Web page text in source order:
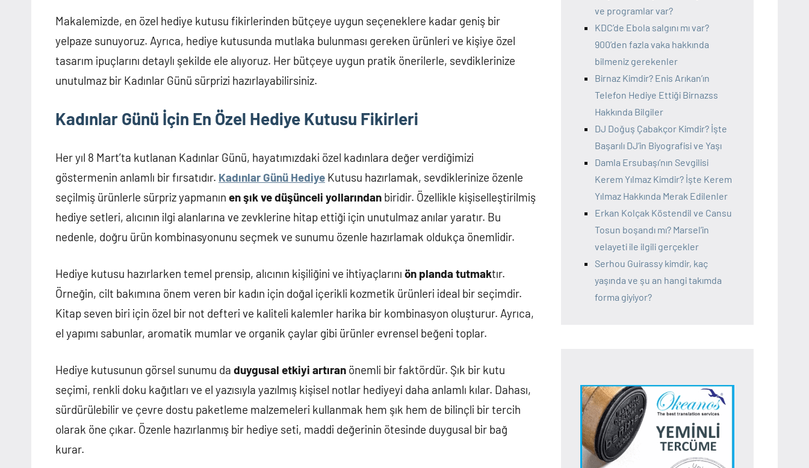
bilgiyi
sitemizde
Makalemizde, en özel hediye kutusu fikirlerinden bütçeye uygun seçeneklere kadar geniş bir
yelpaze sunuyoruz. Ayrıca, hediye kutusunda mutlaka bulunması gereken ürünleri ve kişiye özel
tasarım ipuçlarını detaylı şekilde ele alıyoruz. Her bütçeye uygun pratik önerilerle, sevdiklerinize
unutulmaz bir Kadınlar Günü sürprizi hazırlayabilirsiniz.
Kadınlar Günü İçin En Özel Hediye Kutusu Fikirleri
Her yıl 8 Mart’ta kutlanan Kadınlar Günü, hayatımızdaki özel kadınlara değer verdiğimizi
göstermenin anlamlı bir fırsatıdır. Kadınlar Günü Hediye Kutusu hazırlamak, sevdiklerinize özenle
seçilmiş ürünlerle sürpriz yapmanın en şık ve düşünceli yollarından biridir. Özellikle kişiselleştirilmiş
hediye setleri, alıcının ilgi alanlarına ve zevklerine hitap ettiği için unutulmaz anılar yaratır. Bu
nedenle, doğru ürün kombinasyonunu seçmek ve sunumu özenle hazırlamak oldukça önemlidir.
Hediye kutusu hazırlarken temel prensip, alıcının kişiliğini ve ihtiyaçlarını ön planda tutmaktır.
Örneğin, cilt bakımına önem veren bir kadın için doğal içerikli kozmetik ürünleri ideal bir seçimdir.
Kitap seven biri için özel bir not defteri ve kaliteli kalemler harika bir kombinasyon oluşturur. Ayrıca,
el yapımı sabunlar, aromatik mumlar ve organik çaylar gibi ürünler evrensel beğeni toplar.
Hediye kutusunun görsel sunumu da duygusal etkiyi artıran önemli bir faktördür. Şık bir kutu
seçimi, renkli doku kağıtları ve el yazısıyla yazılmış kişisel notlar hediyeyi daha anlamlı kılar. Dahası,
sürdürülebilir ve çevre dostu paketleme malzemeleri kullanmak hem şık hem de bilinçli bir tercih
olarak öne çıkar. Özenle hazırlanmış bir hediye seti, maddi değerinin ötesinde duygusal bir bağ
kurar.
ve programlar var?
KDC’de Ebola salgını mı var?
900’den fazla vaka hakkında
bilmeniz gerekenler
Birnaz Kimdir? Enis Arıkan’ın
Telefon Hediye Ettiği Birnazss
Hakkında Bilgiler
DJ Doğuş Çabakçor Kimdir? İşte
Başarılı DJ’in Biyografisi ve Yaşı
Damla Ersubaşı’nın Sevgilisi
Kerem Yılmaz Kimdir? İşte Kerem
Yılmaz Hakkında Merak Edilenler
Erkan Kolçak Köstendil ve Cansu
Tosun boşandı mı? Marsel’in
velayeti ile ilgili gerçekler
Serhou Guirassy kimdir, kaç
yaşında ve şu an hangi takımda
forma giyiyor?